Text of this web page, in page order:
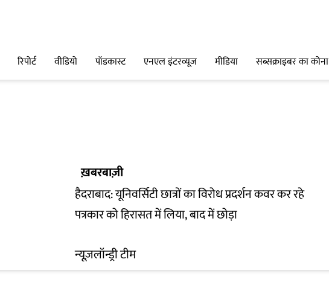
रिपोर्ट वीडियो पॉडकास्ट एनएल इंटरव्यूज मीडिया सब्सक्राइबर का कोना
ख़बरबाज़ी
हैदराबाद: यूनिवर्सिटी छात्रों का विरोध प्रदर्शन कवर कर रहे
पत्रकार को हिरासत में लिया, बाद में छोड़ा
न्यूज़लॉन्ड्री टीम